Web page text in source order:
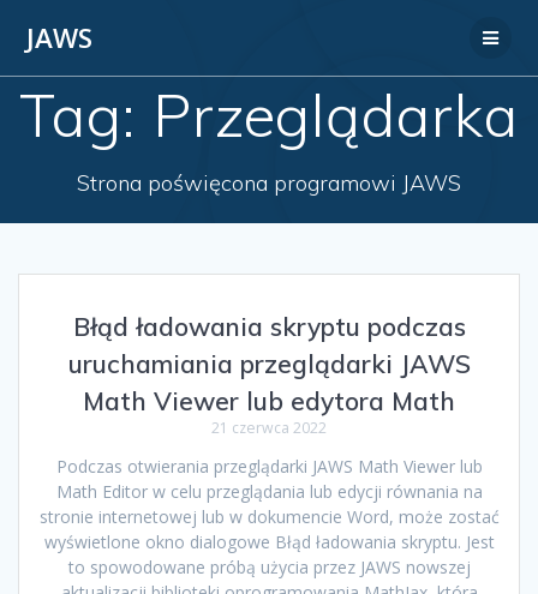
JAWS
Tag: Przeglądarka
Strona poświęcona programowi JAWS
Błąd ładowania skryptu podczas
uruchamiania przeglądarki JAWS
Math Viewer lub edytora Math
21 czerwca 2022
Podczas otwierania przeglądarki JAWS Math Viewer lub
Math Editor w celu przeglądania lub edycji równania na
stronie internetowej lub w dokumencie Word, może zostać
wyświetlone okno dialogowe Błąd ładowania skryptu. Jest
to spowodowane próbą użycia przez JAWS nowszej